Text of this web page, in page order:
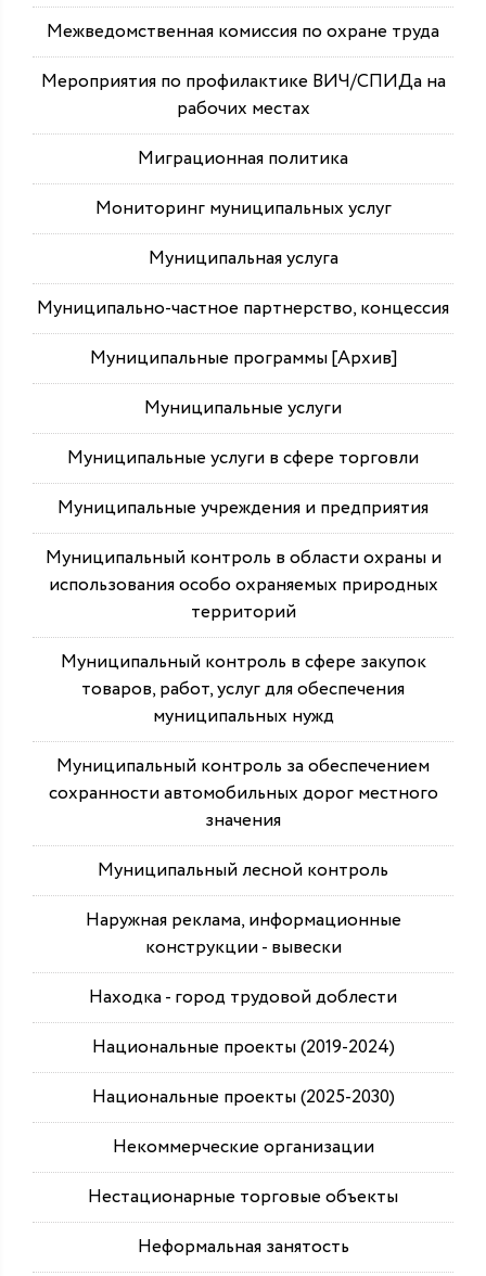
Межведомственная комиссия по охране труда
Мероприятия по профилактике ВИЧ/СПИДа на
рабочих местах
Миграционная политика
Мониторинг муниципальных услуг
Муниципальная услуга
Муниципально-частное партнерство, концессия
Муниципальные программы [Архив]
Муниципальные услуги
Муниципальные услуги в сфере торговли
Муниципальные учреждения и предприятия
Муниципальный контроль в области охраны и
использования особо охраняемых природных
территорий
Муниципальный контроль в сфере закупок
товаров, работ, услуг для обеспечения
муниципальных нужд
Муниципальный контроль за обеспечением
сохранности автомобильных дорог местного
значения
Муниципальный лесной контроль
Наружная реклама, информационные
конструкции - вывески
Находка - город трудовой доблести
Национальные проекты (2019-2024)
Национальные проекты (2025-2030)
Некоммерческие организации
Нестационарные торговые объекты
Неформальная занятость